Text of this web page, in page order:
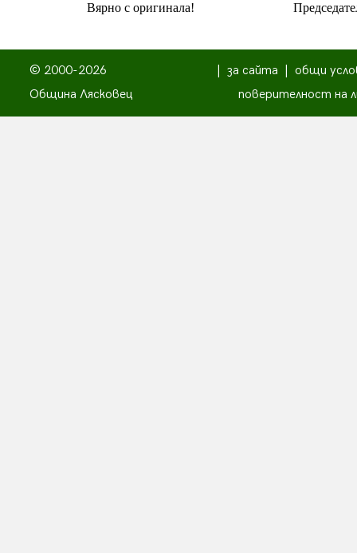
Вярно с оригинала!
© 2000-2026
Община Лясковец
за сайта
общи
поверителност на